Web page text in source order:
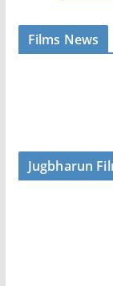
Films News
Jugbharun